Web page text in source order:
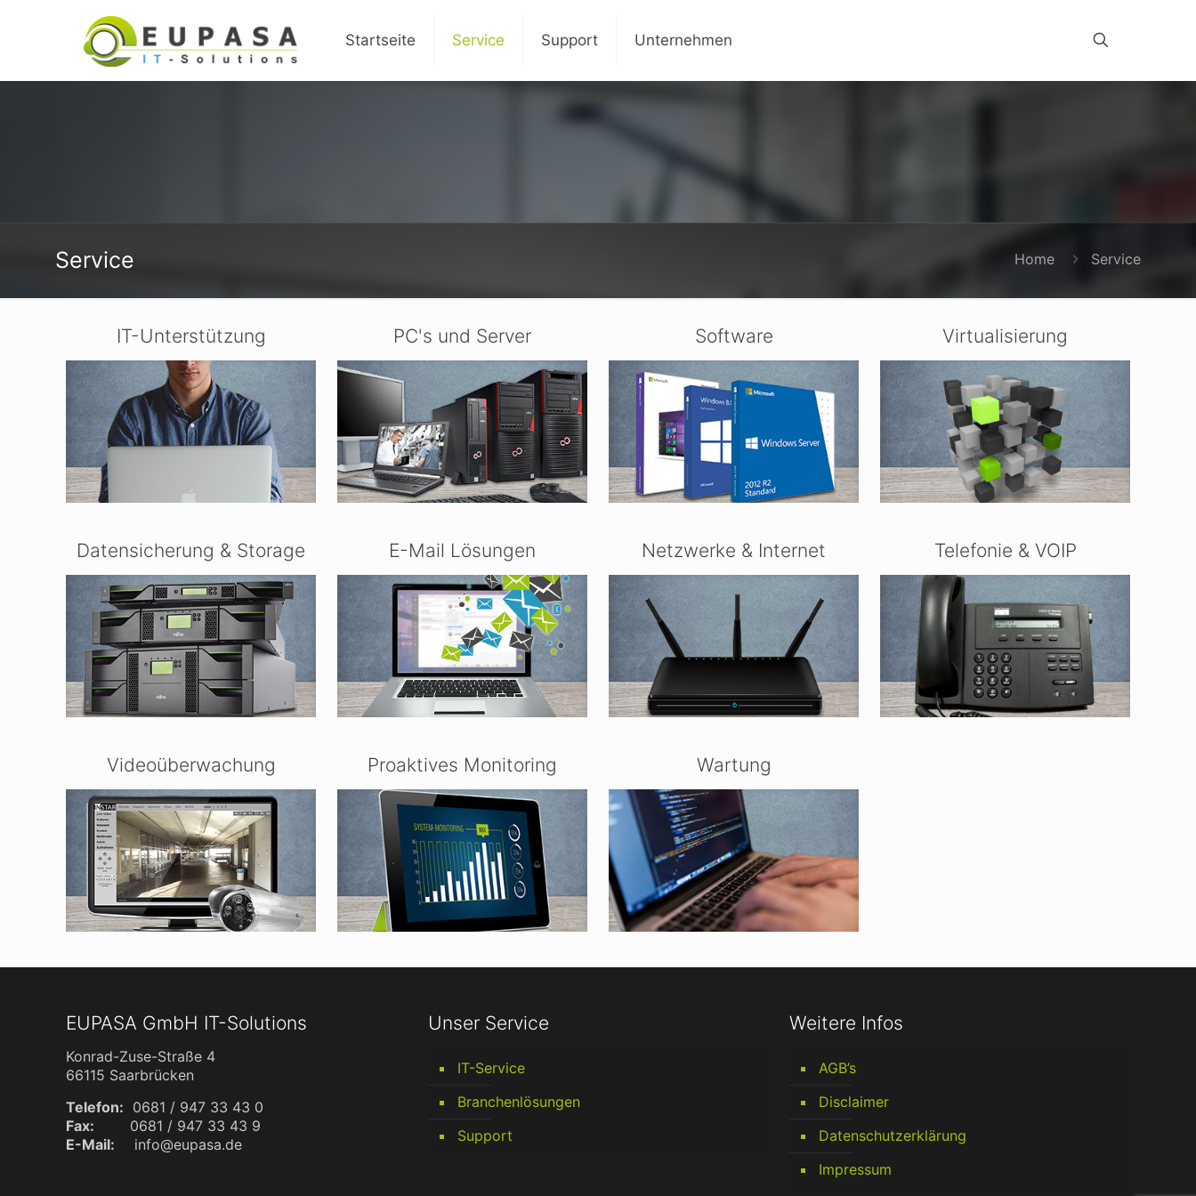
Startseite Service Support Unternehmen
Service Home Service
IT-Unterstützung PC's und Server Software Virtualisierung
Datensicherung & Storage E-Mail Lösungen Netzwerke & Internet Telefonie & VOIP
Videoüberwachung Proaktives Monitoring Wartung
EUPASA GmbH IT-Solutions
Konrad-Zuse-Straße 4
66115 Saarbrücken
Telefon: 0681 / 947 33 43 0
Fax:
0681 / 947 33 43 9
E-Mail:
info@eupasa.de
Unser Service
IT-Service
Branchenlösungen
Support
Weitere Infos
AGB’s
Disclaimer
Datenschutzerklärung
Impressum